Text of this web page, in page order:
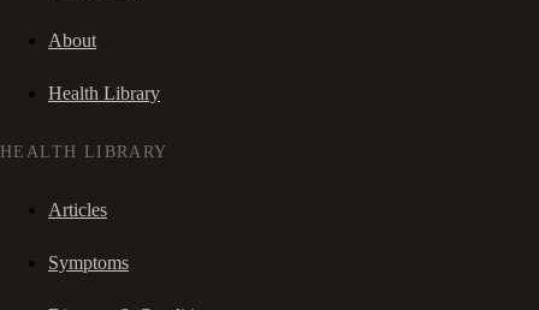
About
Health Library
HEALTH LIBRARY
Articles
Symptoms